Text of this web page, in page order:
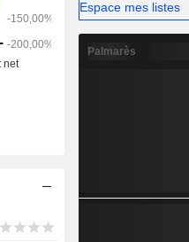
Espace mes listes
Palmarès